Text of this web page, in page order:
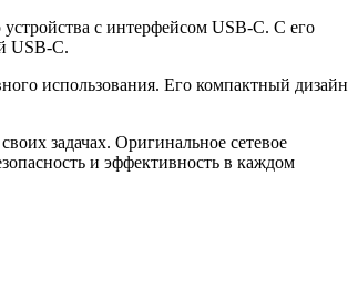
с интерфейсом USB-C. С его
USB-C.
использования. Его компактный дизайн
задачах. Оригинальное сетевое
и эффективность в каждом